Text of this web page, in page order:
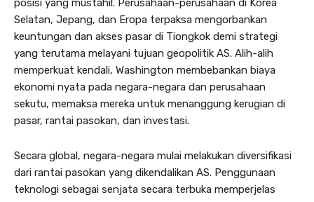
posisi yang mustahil. Perusahaan-perusahaan di Korea
Selatan, Jepang, dan Eropa terpaksa mengorbankan
keuntungan dan akses pasar di Tiongkok demi strategi
yang terutama melayani tujuan geopolitik AS. Alih-alih
memperkuat kendali, Washington membebankan biaya
ekonomi nyata pada negara-negara dan perusahaan
sekutu, memaksa mereka untuk menanggung kerugian di
pasar, rantai pasokan, dan investasi.
Secara global, negara-negara mulai melakukan diversifikasi
dari rantai pasokan yang dikendalikan AS. Penggunaan
teknologi sebagai senjata secara terbuka memperjelas